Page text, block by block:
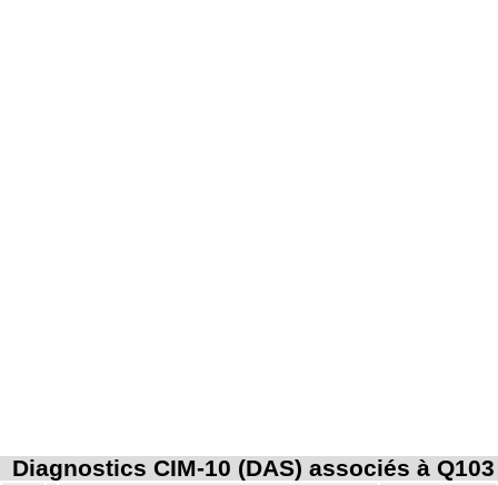
Diagnostics CIM-10 (DAS) associés à Q103